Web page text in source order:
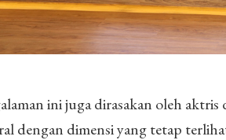
ini juga dirasakan oleh aktris
dengan dimensi yang tetap